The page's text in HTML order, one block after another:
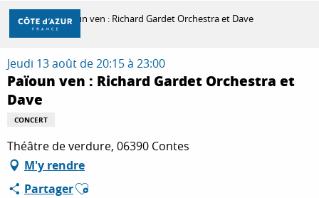
Aller
contenu
principal
DÉCOUVRIR
À FAIRE
SÉJOURNER
Accueil Païoun ven : Richard Gardet Orchestra et Dave
Jeudi 13 août de 20:15 à 23:00
Païoun ven : Richard Gardet Orchestra et
Dave
CONCERT
Théâtre de verdure, 06390 Contes
M'y rendre
PartagerAjouter aux favoris